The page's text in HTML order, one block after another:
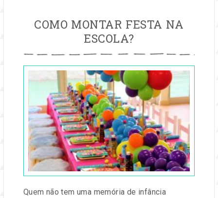
COMO MONTAR FESTA NA
ESCOLA?
Publicado
em
22
2019por
Dorinha
Lira
Quem não tem uma memória de infância